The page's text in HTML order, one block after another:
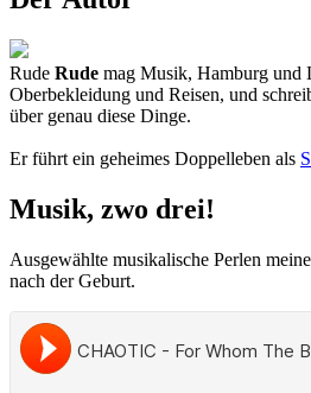
Rude Rude mag Musik, Hamburg und
Oberbekleidung und Reisen, und
über genau diese Dinge.
Er führt ein geheimes Doppelleben als
Musik, zwo drei!
Ausgewählte musikalische Perlen
nach der Geburt.